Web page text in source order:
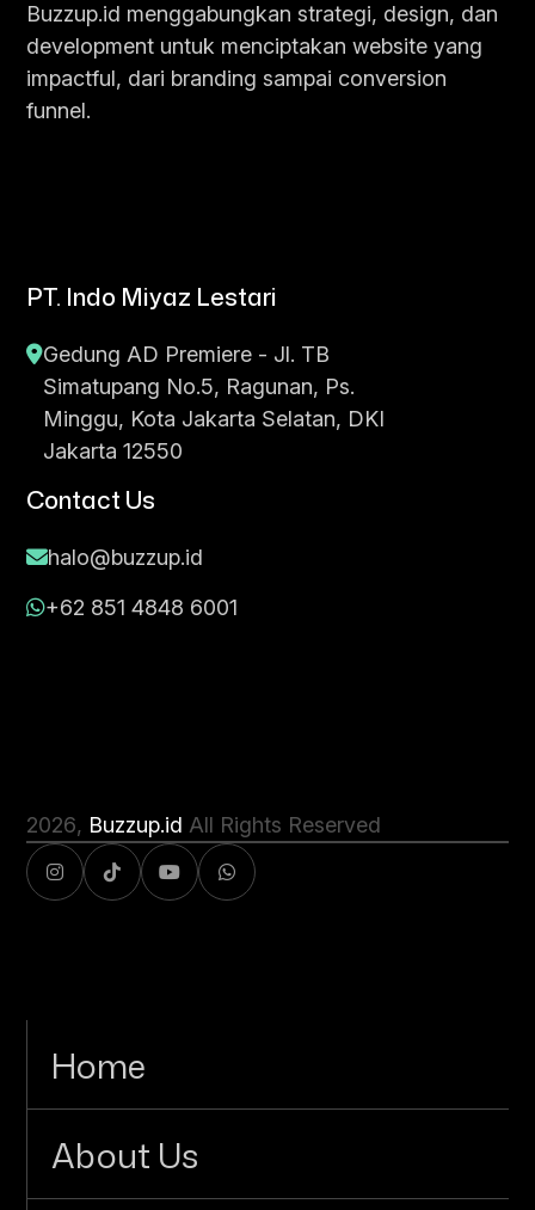
Buzzup.id menggabungkan strategi, design, dan
development untuk menciptakan website yang
impactful, dari branding sampai conversion
funnel.
PT. Indo Miyaz Lestari
Gedung AD Premiere - Jl. TB
Simatupang No.5, Ragunan, Ps.
Minggu, Kota Jakarta Selatan, DKI
Jakarta 12550
Contact Us
halo@buzzup.id
+62 851 4848 6001
2026, Buzzup.id All Rights Reserved